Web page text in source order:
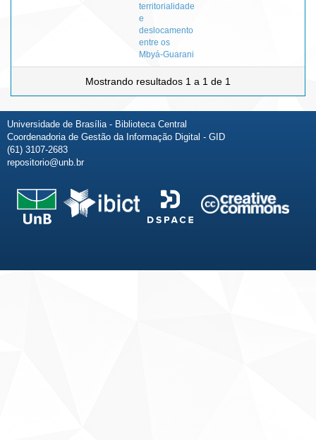
territorialidade
e
deslocamento
entre os
Mbyá-Guarani
Mostrando resultados 1 a 1 de 1
Universidade de Brasília - Biblioteca Central
Coordenadoria de Gestão da Informação Digital - GID
(61) 3107-2683
repositorio@unb.br